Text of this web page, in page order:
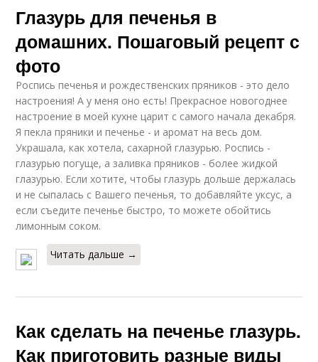
Глазурь для печенья в
домашних. Пошаговый рецепт с
фото
Роспись печенья и рождественских пряников - это дело
настроения! А у меня оно есть! Прекрасное новогоднее
настроение в моей кухне царит с самого начала декабря.
Я пекла пряники и печенье - и аромат на весь дом.
Украшала, как хотела, сахарной глазурью. Роспись -
глазурью погуще, а заливка пряников - более жидкой
глазурью. Если хотите, чтобы глазурь дольше держалась
и не сыпалась с Вашего печенья, то добавляйте уксус, а
если съедите печенье быстро, то можете обойтись
лимонным соком.
Читать дальше →
Как сделать на печенье глазурь.
Как приготовить разные виды